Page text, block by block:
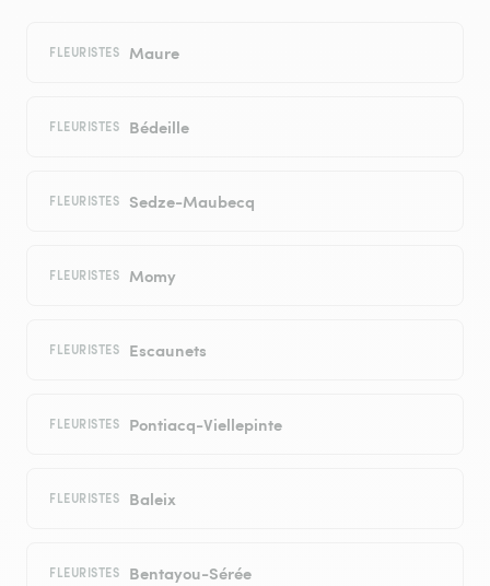
FLEURISTES Maure
FLEURISTES Bédeille
FLEURISTES Sedze-Maubecq
FLEURISTES Momy
FLEURISTES Escaunets
FLEURISTES Pontiacq-Viellepinte
FLEURISTES Baleix
FLEURISTES Bentayou-Sérée